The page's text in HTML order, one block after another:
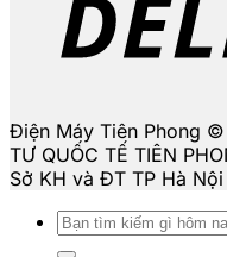
Điện Máy Tiên Phong
TƯ QUỐC TẾ TIÊN
Sở KH và ĐT TP Hà
Tìm
kiếm: